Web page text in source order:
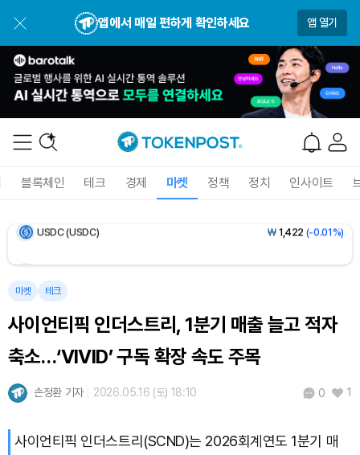
앱에서 매일 편하게 확인하세요 앱 열기
블록체인 테크 경제 마켓 정책 정치 인사이트
Bitcoin (BTC) ₩92,212,835(+1.11%)
Ethereum (ETH) ₩2,720,426(+2.51%)
Solana (SOL)
TRON (TRX) ₩465.0 (+0.03%)
Hyperliquid (HYPE)
Bitcoin (BTC) ₩92,212,835(+1.11%)
마켓 테크
사이언티픽 인더스트리, 1분기 매출 늘고 적자
축소…‘VIVID’ 구독 확장 속도 주목
손정환 기자 2026.05.16 (토) 18:10 0 1
사이언티픽 인더스트리(SCND)는 2026회계연도 1분기 매